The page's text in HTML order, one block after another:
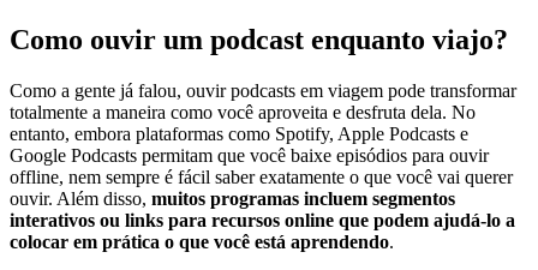
Como ouvir um podcast enquanto viajo?
Como a gente já falou, ouvir podcasts em viagem pode transformar
totalmente a maneira como você aproveita e desfruta dela. No
entanto, embora plataformas como Spotify, Apple Podcasts e
Google Podcasts permitam que você baixe episódios para ouvir
offline, nem sempre é fácil saber exatamente o que você vai querer
ouvir. Além disso, muitos programas incluem segmentos
interativos ou links para recursos online que podem ajudá-lo a
colocar em prática o que você está aprendendo.